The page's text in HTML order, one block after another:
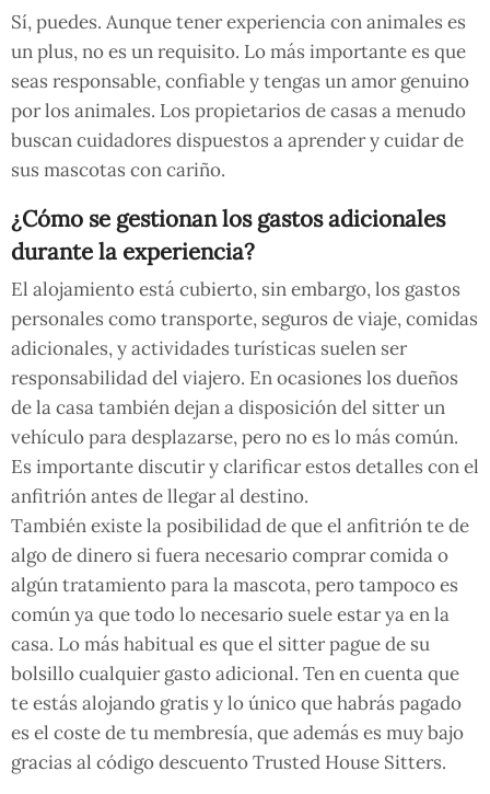
Sí, puedes. Aunque tener experiencia con animales es
un plus, no es un requisito. Lo más importante es que
seas responsable, confiable y tengas un amor genuino
por los animales. Los propietarios de casas a menudo
buscan cuidadores dispuestos a aprender y cuidar de
sus mascotas con cariño.
¿Cómo se gestionan los gastos adicionales
durante la experiencia?
El alojamiento está cubierto, sin embargo, los gastos
personales como transporte, seguros de viaje, comidas
adicionales, y actividades turísticas suelen ser
responsabilidad del viajero. En ocasiones los dueños
de la casa también dejan a disposición del sitter un
vehículo para desplazarse, pero no es lo más común.
Es importante discutir y clarificar estos detalles con el
anfitrión antes de llegar al destino.
También existe la posibilidad de que el anfitrión te de
algo de dinero si fuera necesario comprar comida o
algún tratamiento para la mascota, pero tampoco es
común ya que todo lo necesario suele estar ya en la
casa. Lo más habitual es que el sitter pague de su
bolsillo cualquier gasto adicional. Ten en cuenta que
te estás alojando gratis y lo único que habrás pagado
es el coste de tu membresía, que además es muy bajo
gracias al código descuento Trusted House Sitters.